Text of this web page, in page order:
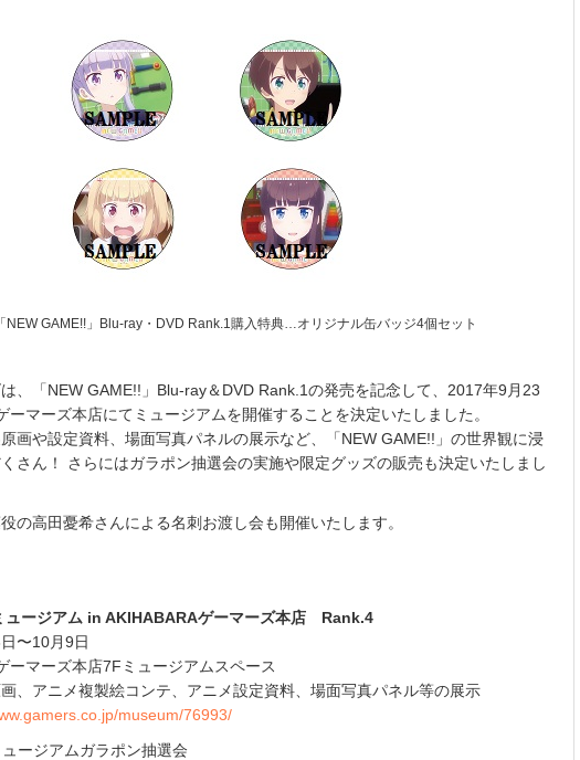
NEW GAME!!」Blu-ray・DVD Rank.1購入特典…オリジナル缶バッジ4個セット
、「NEW GAME!!」Blu-ray＆DVD Rank.1の発売を記念して、2017年9月23
ーマーズ本店にてミュージアムを開催することを決定いたしました。
画や設定資料、場面写真パネルの展示など、「NEW GAME!!」の世界観に浸
さん！ さらにはガラポン抽選会の実施や限定グッズの販売も決定いたしまし
の高田憂希さんによる名刺お渡し会も開催いたします。
ュージアム in AKIHABARAゲーマーズ本店 Rank.4
〜10月9日
ーマーズ本店7Fミュージアムスペース
、アニメ複製絵コンテ、アニメ設定資料、場面写真パネル等の展示
museum/76993/
ージアムガラポン抽選会